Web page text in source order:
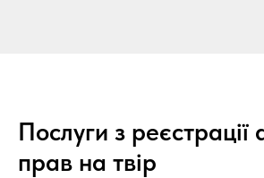
Послуги з реєстрації
прав на твір